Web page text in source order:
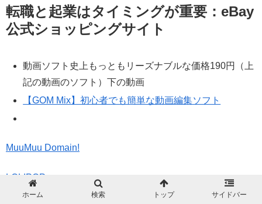
転職と起業はタイミングが重要：eBay
公式ショッピングサイト
動画ソフト史上もっともリーズナブルな価格190円（上
記の動画のソフト）下の動画
【GOM Mix】初心者でも簡単な動画編集ソフト
MuuMuu Domain!
LOLIPOP
ホーム 検索 トップ サイドバー